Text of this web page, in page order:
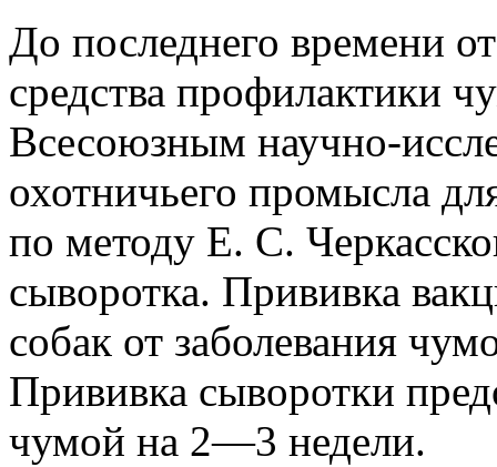
До последнего времени
средства профилактики
Всесоюзным научно-
охотничьего промысла
по методу Е. С.
сыворотка. Прививка
собак от заболевания
Прививка сыворотки
чумой на 2—3 недели.